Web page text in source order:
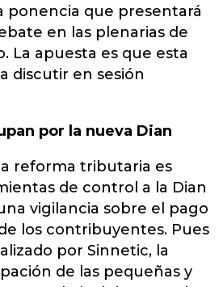
ponencia que presentará
en las plenarias de
La apuesta es que esta
discutir en sesión
por la nueva Dian
reforma tributaria es
de control a la Dian
vigilancia sobre el pago
los contribuyentes. Pues
por Sinnetic, la
de las pequeñas y